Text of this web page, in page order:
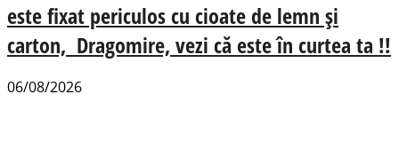
este fixat periculos cu cioate de lemn și
carton, Dragomire, vezi că este în curtea ta !!
06/08/2026